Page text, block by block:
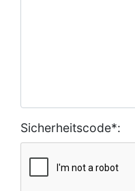
Sicherheitscode*: